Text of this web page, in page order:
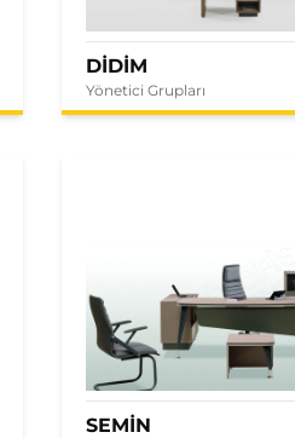
DİDİM
Yönetici Grupları
SEMİN